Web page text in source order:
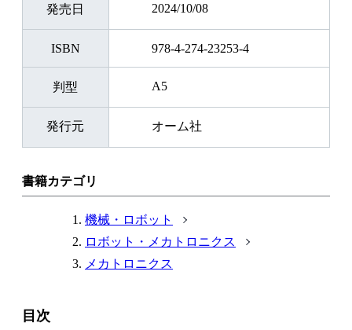
発売日 2024/10/08
ISBN 978-4-274-23253-4
判型 A5
発行元 オーム社
書籍カテゴリ
機械・ロボット
ロボット・メカトロニクス
メカトロニクス
目次